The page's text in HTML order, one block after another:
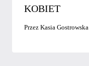
KOBIET
Przez Kasia Gostrowska